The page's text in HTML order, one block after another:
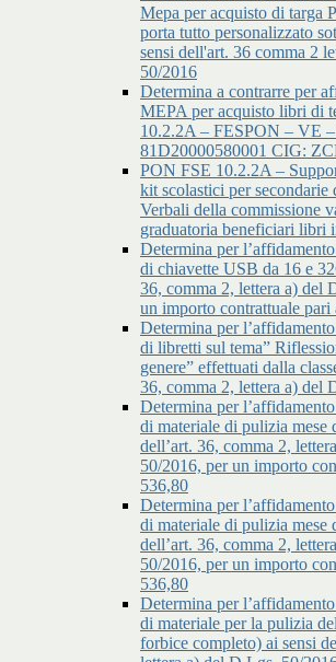
Mepa per acquisto di targa
porta tutto personalizzato
sensi dell'art. 36 comma 2
50/2016
Determina a contrarre per
MEPA per acquisto libri di
10.2.2A – FESPON – VE
81D20000580001 CIG:
PON FSE 10.2.2A –
kit scolastici per
Verbali della commissione
graduatoria beneficiari libri
Determina per
di chiavette USB da 16 e
36, comma 2, lettera a) del
un importo contrattuale pari
Determina per
di libretti sul tema”
genere” effettuati dalla
36, comma 2, lettera a) del
Determina per
di materiale di pulizia mese
dell’art. 36, comma 2,
50/2016, per un importo
536,80
Determina per
di materiale di pulizia mese
dell’art. 36, comma 2,
50/2016, per un importo
536,80
Determina per
di materiale per la pulizia
forbice completo) ai sensi